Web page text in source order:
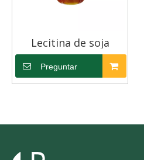
Lecitina de soja
Preguntar